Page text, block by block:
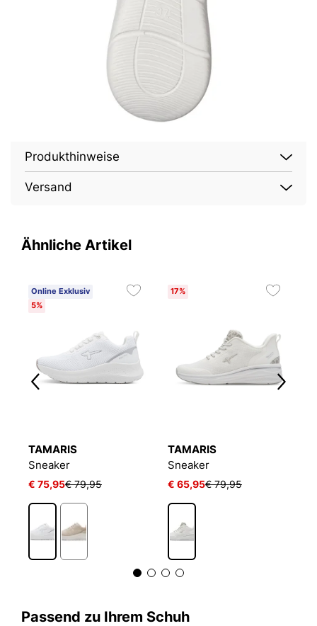
Produkthinweise
Versand
Ähnliche Artikel
Online Exklusiv
5%
TAMARIS
Sneaker
€ 75,95€ 79,95
17%
TAMARIS
Sneaker
€ 65,95€ 79,95
Passend zu Ihrem Schuh